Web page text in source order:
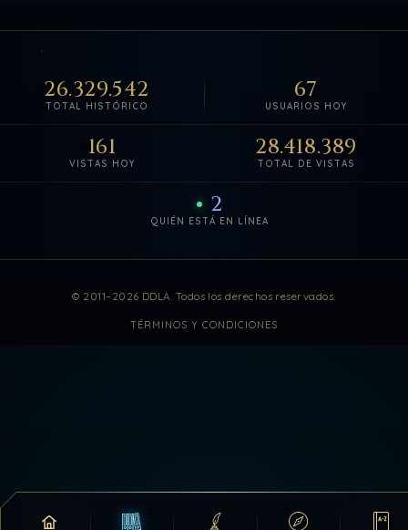
TOTAL HISTÓRICO
26.329.542
USUARIOS HOY
67
VISTAS HOY
161
TOTAL DE VISTAS
28.418.389
QUIÉN ESTÁ EN LÍNEA
2
© 2011–2026 DDLA. Todos los derechos reservados.
TÉRMINOS Y CONDICIONES